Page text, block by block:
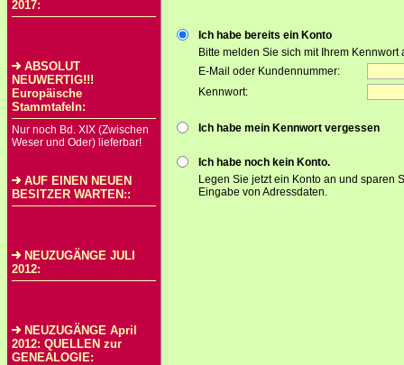
2017:
ABSOLUT
NEUWERTIG!!!
Europäische
Stammtafeln:
Nur noch Bd. XIX (Zwischen
Weser und Oder) lieferbar!
AUF EINEN NEUEN
BESITZER WARTEN::
NEUZUGÄNGE JULI
2012:
NEUZUGÄNGE April
2012: QUELLEN zur
GENEALOGIE:
Ich habe bereits ein Konto
Bitte melden Sie sich mit Ihrem Kennwort
E-Mail oder Kundennummer:
Kennwort:
Ich habe mein Kennwort vergessen
Ich habe noch kein Konto.
Legen Sie jetzt ein Konto an und sparen
Eingabe von Adressdaten.